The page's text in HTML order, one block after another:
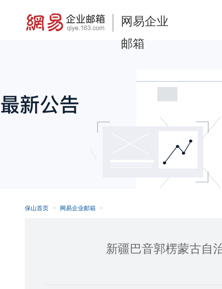
网易企业
邮箱
保山首页 网易企业邮箱
新疆巴音郭楞蒙古自